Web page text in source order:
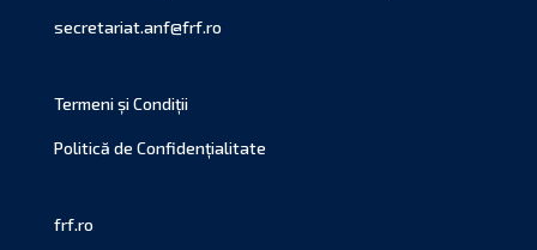
secretariat.anf@frf.ro
Termeni și Condiții
Politică de Confidențialitate
frf.ro